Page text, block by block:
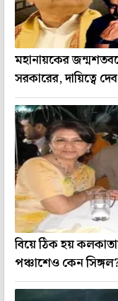
মহানায়কের
সরকারের, দায়িত্বে
বিয়ে ঠিক হয়
পঞ্চাশেও কেন